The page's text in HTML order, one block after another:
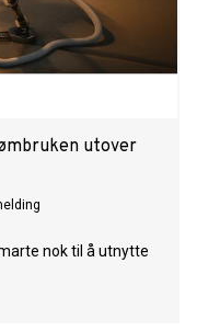
utover
nok til å utnytte